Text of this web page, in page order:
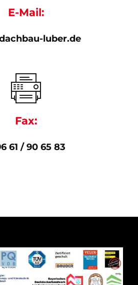
E-Mail:
luber.de
Fax:
61 / 90 65 83